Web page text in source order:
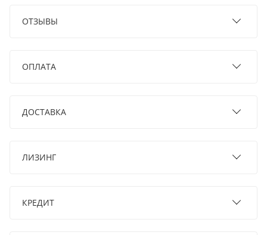
ОТЗЫВЫ
ОПЛАТА
ДОСТАВКА
ЛИЗИНГ
КРЕДИТ